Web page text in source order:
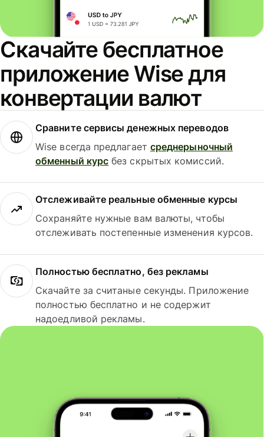
Скачайте бесплатное
приложение Wise для
конвертации валют
Сравните сервисы денежных переводов
Wise всегда предлагает среднерыночный
обменный курс без скрытых комиссий.
Отслеживайте реальные обменные курсы
Сохраняйте нужные вам валюты, чтобы
отслеживать постепенные изменения курсов.
Полностью бесплатно, без рекламы
Скачайте за считаные секунды. Приложение
полностью бесплатно и не содержит
надоедливой рекламы.